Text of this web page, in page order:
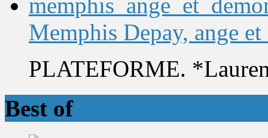
Memphis Depay, ange et
PLATEFORME.
Best of